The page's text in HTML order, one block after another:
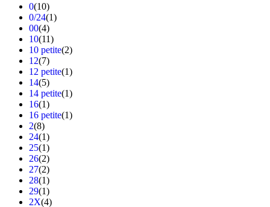
0(10)
0/24(1)
00(4)
10(11)
10 petite(2)
12(7)
12 petite(1)
14(5)
14 petite(1)
16(1)
16 petite(1)
2(8)
24(1)
25(1)
26(2)
27(2)
28(1)
29(1)
2X(4)